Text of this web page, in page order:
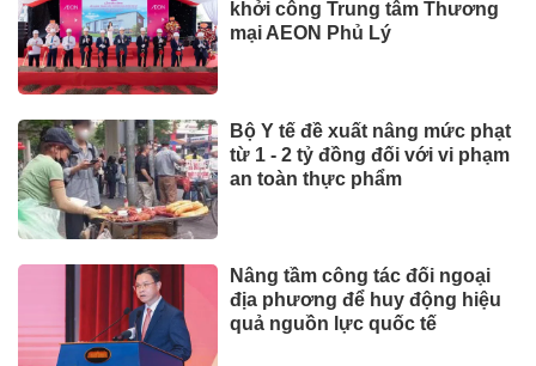
khởi công Trung tâm Thương
mại AEON Phủ Lý
Bộ Y tế đề xuất nâng mức phạt
từ 1 - 2 tỷ đồng đối với vi phạm
an toàn thực phẩm
Nâng tầm công tác đối ngoại
địa phương để huy động hiệu
quả nguồn lực quốc tế